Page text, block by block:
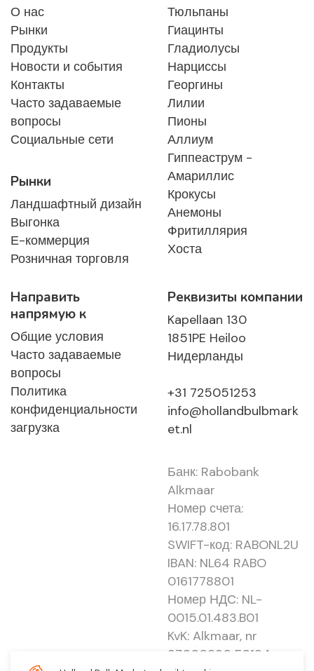
О нас
Рынки
Продукты
Новости и события
Контакты
Часто задаваемые
вопросы
Социальные сети
Рынки
Ландшафтный дизайн
Выгонка
Е-коммерция
Розничная торговля
Тюльпаны
Гиацинты
Гладиолусы
Нарциссы
Георгины
Лилии
Пионы
Аллиум
Гиппеаструм -
Амариллис
Крокусы
Анемоны
Фритиллярия
Хоста
Направить
напрямую к
Общие условия
Часто задаваемые
вопросы
Политика
конфиденциальности
загрузка
Реквизиты компании
Kapellaan 130
1851PE Heiloo
Нидерланды
+31 725051253
info@hollandbulbmark
et.nl
Банк: Rabobank
Alkmaar
Номер счета:
16.17.78.801
SWIFT-код: RABONL2U
IBAN: NL64 RABO
0161778801
Номер НДС: NL-
0015.01.483.B01
KvK: Alkmaar, nr
37000830 E0194 -